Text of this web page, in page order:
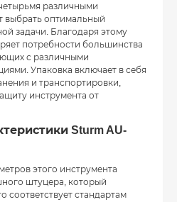
различными
выбрать оптимальный
задачи. Благодаря этому
потребности большинства
с различными
Упаковка включает в себя
и транспортировки,
инструмента от
Sturm AU-
этого инструмента
штуцера, который
соответствует стандартам